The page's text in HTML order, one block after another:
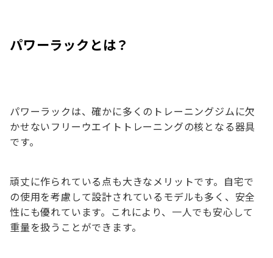
パワーラックとは？
パワーラックは、確かに多くのトレーニングジムに欠
かせないフリーウエイトトレーニングの核となる器具
です。
頑丈に作られている点も大きなメリットです。自宅で
の使用を考慮して設計されているモデルも多く、安全
性にも優れています。これにより、一人でも安心して
重量を扱うことができます。